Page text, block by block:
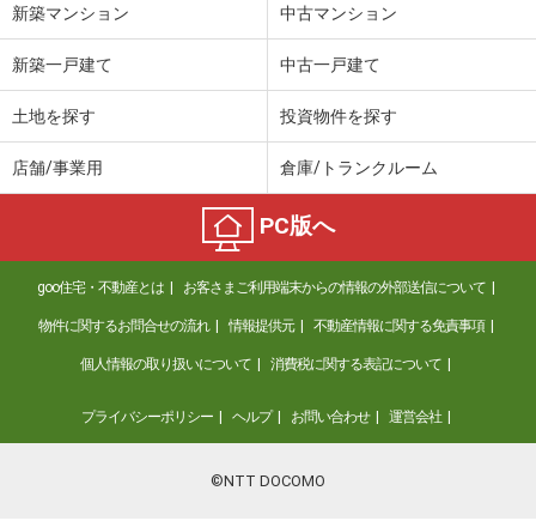
千葉県富津市富津
住 所
千葉県富津市富津
１種住居
土地面積 328.13m²
千葉県富津市篠部
500万円
住 所
千葉県富津市篠部
土地面積
320.66m²
１種低層
新築マンション 中古マンション
新築一戸建て 中古一戸建て
土地を探す 投資物件を探す
店舗/事業用 倉庫/トランクルーム
PC版へ
goo住宅・不動産とは お客さまご利用端末からの情報の外部送信について
物件に関するお問合せの流れ 情報提供元 不動産情報に関する免責事項
個人情報の取り扱いについて 消費税に関する表記について
プライバシーポリシー ヘルプ お問い合わせ 運営会社
©NTT DOCOMO